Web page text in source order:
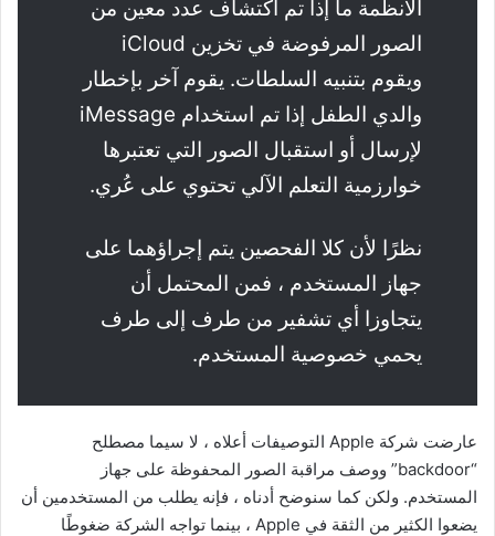
الأنظمة ما إذا تم اكتشاف عدد معين من
الصور المرفوضة في تخزين iCloud
ويقوم بتنبيه السلطات. يقوم آخر بإخطار
والدي الطفل إذا تم استخدام iMessage
لإرسال أو استقبال الصور التي تعتبرها
خوارزمية التعلم الآلي تحتوي على عُري.
نظرًا لأن كلا الفحصين يتم إجراؤهما على
جهاز المستخدم ، فمن المحتمل أن
يتجاوزا أي تشفير من طرف إلى طرف
يحمي خصوصية المستخدم.
عارضت شركة Apple التوصيفات أعلاه ، لا سيما مصطلح
“backdoor” ووصف مراقبة الصور المحفوظة على جهاز
المستخدم. ولكن كما سنوضح أدناه ، فإنه يطلب من المستخدمين أن
يضعوا الكثير من الثقة في Apple ، بينما تواجه الشركة ضغوطًا